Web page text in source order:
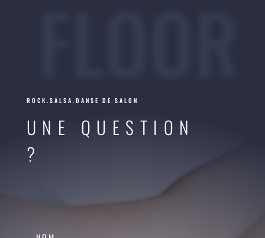
ROCK.SALSA.DANSE DE SALON
UNE QUESTION
?